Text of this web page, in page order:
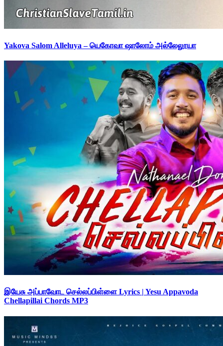
Yakova Salom Alleluya – யெகோவா ஷாலோம் அல்லேலூயா
இயேசு அப்பாவோட செல்லப்பிள்ளை Lyrics | Yesu Appavoda
Chellapillai Chords MP3